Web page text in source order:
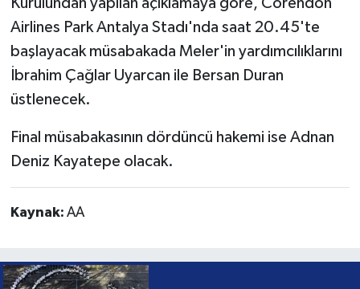
Kurulundan yapılan açıklamaya göre, Corendon
Airlines Park Antalya Stadı'nda saat 20.45'te
başlayacak müsabakada Meler'in yardımcılıklarını
İbrahim Çağlar Uyarcan ile Bersan Duran
üstlenecek.
Final müsabakasının dördüncü hakemi ise Adnan
Deniz Kayatepe olacak.
Kaynak: AA